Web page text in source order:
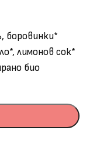
боровинки*
лимонов сок*
био